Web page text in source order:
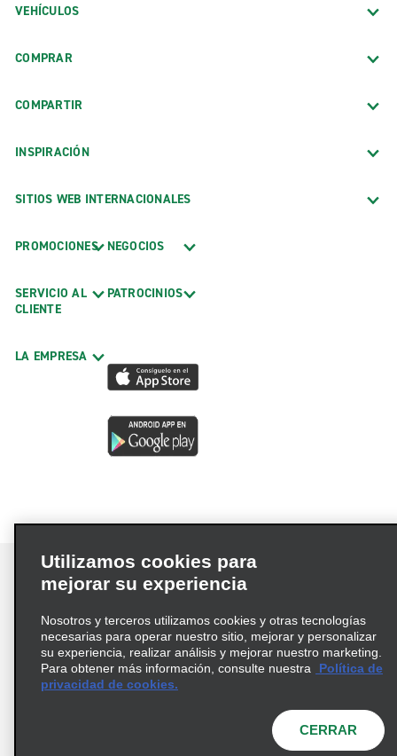
VEHÍCULOS
COMPRAR
COMPARTIR
INSPIRACIÓN
SITIOS WEB INTERNACIONALES
PROMOCIONES
SERVICIO AL
CLIENTE
LA EMPRESA
NEGOCIOS
PATROCINIOS
Términos de uso
Política de privacidad
Política de cookies
Información de Salud del Consumidor
© 2026 Enterprise Holdings, Inc. Todos los derechos
Utilizamos cookies para
mejorar su experiencia
Nosotros y terceros utilizamos cookies y otras tecnologías
necesarias para operar nuestro sitio, mejorar y personalizar
su experiencia, realizar análisis y mejorar nuestro marketing.
Para obtener más información, consulte nuestra
Política de
privacidad de cookies.
CERRAR